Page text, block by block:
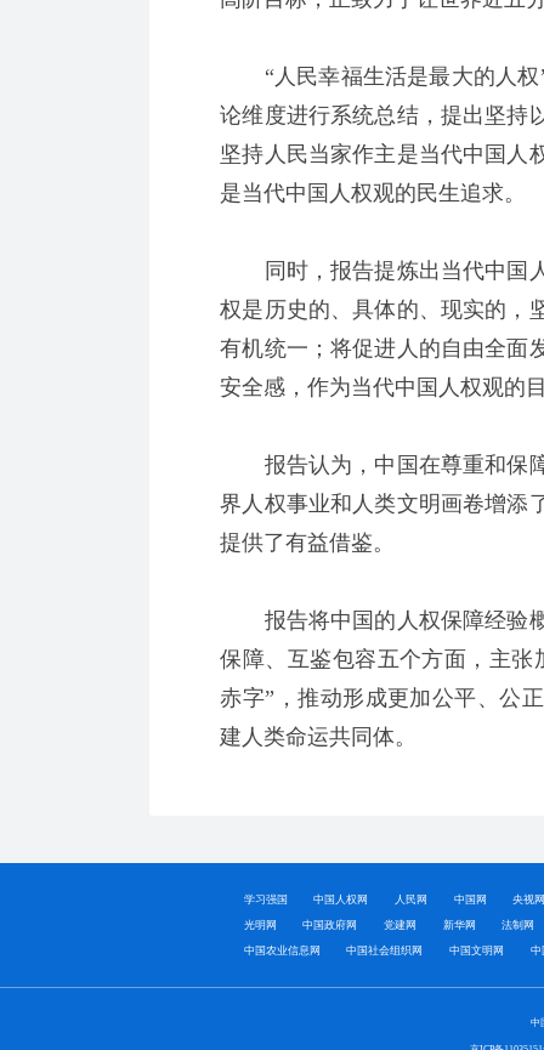
“人民幸福生活是最大的人权
论维度进行系统总结，提出坚持
坚持人民当家作主是当代中国人
是当代中国人权观的民生追求。
同时，报告提炼出当代中国人
权是历史的、具体的、现实的，
有机统一；将促进人的自由全面
安全感，作为当代中国人权观的
报告认为，中国在尊重和保障
界人权事业和人类文明画卷增添
提供了有益借鉴。
报告将中国的人权保障经验概
保障、互鉴包容五个方面，主
赤字”，推动形成更加公平、公
建人类命运共同体。
学习强国 中国人权网 人民网 中国网 央视
光明网 中国政府网 党建网 新华网 法制网
中国农业信息网 中国社会组织网 中国文明网 中
中